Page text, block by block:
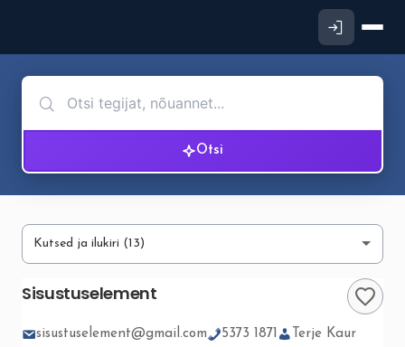
Otsi
Sisustuselement
sisustuselement@gmail.com 5373 1871
Terje Kaur